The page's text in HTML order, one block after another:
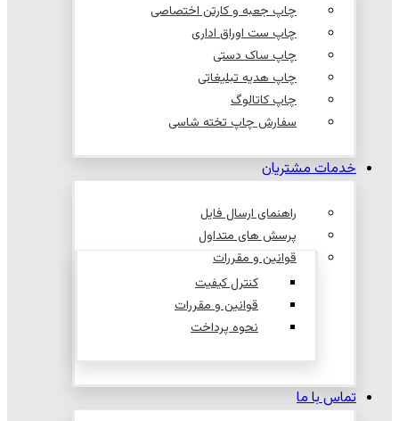
چاپ جعبه و کارتن اختصاصی
چاپ ست اوراق اداری
چاپ ساک دستی
چاپ هدیه تبلیغاتی
چاپ کاتالوگ
سفارش چاپ تخته شاسی
خدمات مشتریان
راهنمای ارسال فایل
پرسش های متداول
قوانین و مقررات
کنترل کیفیت
قوانین و مقررات
نحوه پرداخت
تماس با ما